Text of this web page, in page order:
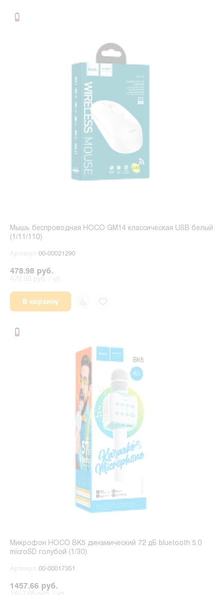
Мышь беспроводная HOCO GM14 классическая USB белый
(1/11/110)
Артикул 00-00021290
478.98 руб.
В корзину
Микрофон HOCO BK5 динамический 72 дБ bluetooth 5.0
microSD голубой (1/30)
Артикул 00-00017351
1457.66 руб.